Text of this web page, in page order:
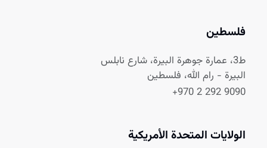
فلسطين
ط3، عمارة جوهرة البيرة، شارع نابلس
البيرة - رام الله، فلسطين
+970 2 292 9090
الولايات المتحدة الأمريكية